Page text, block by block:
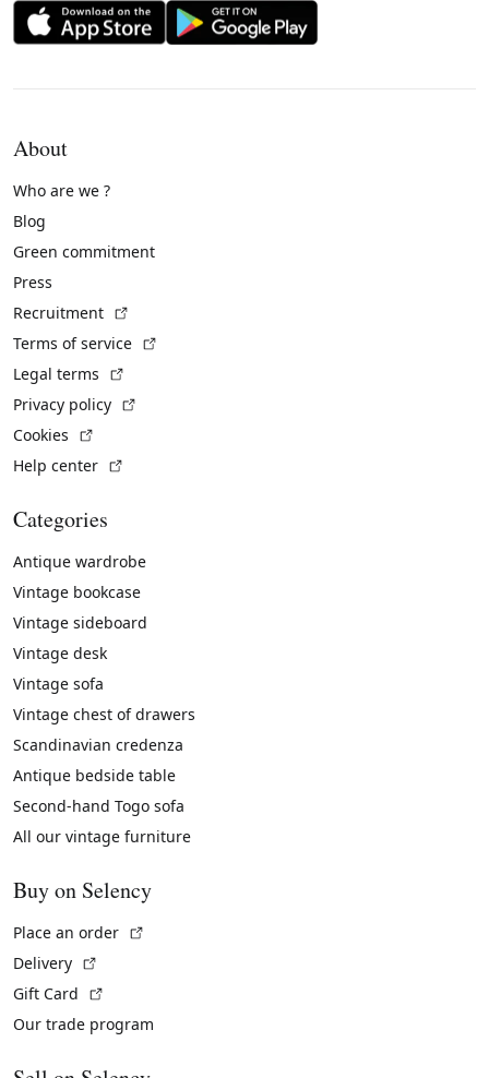
About
Who are we ?
Blog
Green commitment
Press
Recruitment
Terms of service
Legal terms
Privacy policy
Cookies
Help center
Categories
Antique wardrobe
Vintage bookcase
Vintage sideboard
Vintage desk
Vintage sofa
Vintage chest of drawers
Scandinavian credenza
Antique bedside table
Second-hand Togo sofa
All our vintage furniture
Buy on Selency
Place an order
Delivery
Gift Card
Our trade program